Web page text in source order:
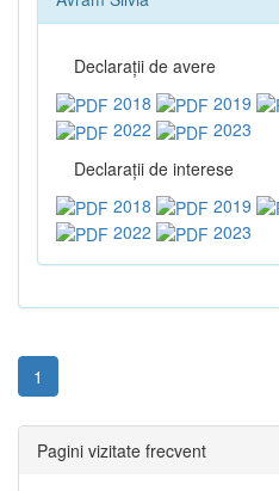
Declaraţii de avere
2018
2019
2022
2023
Declaraţii de interese
2018
2019
2022
2023
1
Pagini vizitate frecvent